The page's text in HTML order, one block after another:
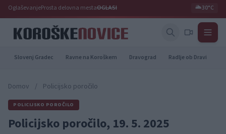
OglaševanjeProsta delovna mestaOGLASI 🌥️30°C
Slovenj Gradec Ravne na Koroškem Dravograd Radlje ob Dravi
Domov / Policijsko poročilo
POLICIJSKO POROČILO
Policijsko poročilo, 19. 5. 2025